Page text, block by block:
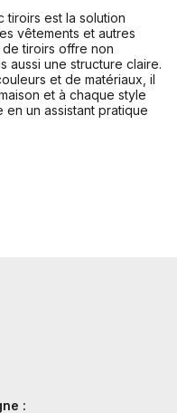
tiroirs est la solution
vêtements et autres
tiroirs offre non
aussi une structure claire.
et de matériaux, il
et à chaque style
un assistant pratique
: